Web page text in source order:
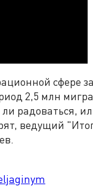
сфере
2,5 млн
радоваться,
ведущий